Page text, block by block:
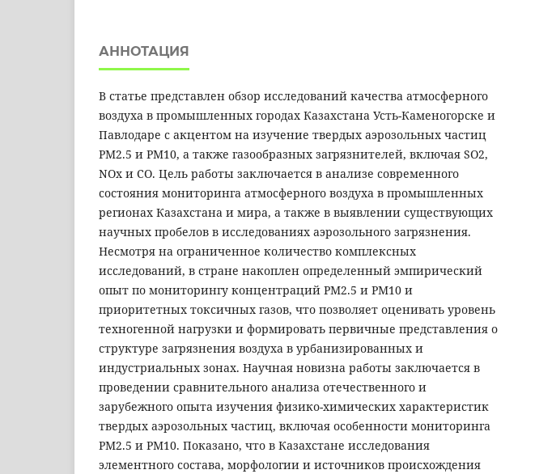
АННОТАЦИЯ
В статье представлен обзор исследований качества атмосферного
воздуха в промышленных городах Казахстана Усть-Каменогорске и
Павлодаре с акцентом на изучение твердых аэрозольных частиц
PM2.5 и PM10, а также газообразных загрязнителей, включая SO2,
NOx и CO. Цель работы заключается в анализе современного
состояния мониторинга атмосферного воздуха в промышленных
регионах Казахстана и мира, а также в выявлении существующих
научных пробелов в исследованиях аэрозольного загрязнения.
Несмотря на ограниченное количество комплексных
исследований, в стране накоплен определенный эмпирический
опыт по мониторингу концентраций PM2.5 и PM10 и
приоритетных токсичных газов, что позволяет оценивать уровень
техногенной нагрузки и формировать первичные представления о
структуре загрязнения воздуха в урбанизированных и
индустриальных зонах. Научная новизна работы заключается в
проведении сравнительного анализа отечественного и
зарубежного опыта изучения физико-химических характеристик
твердых аэрозольных частиц, включая особенности мониторинга
PM2.5 и PM10. Показано, что в Казахстане исследования
элементного состава, морфологии и источников происхождения